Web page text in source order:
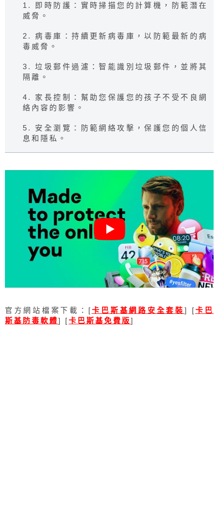
1. 即時防護：實時掃描您的計算機，防範潛在
威脅。
2. 病毒庫：持續更新病毒庫，以防範最新的病
毒威脅。
3. 垃圾郵件過濾：智能識別垃圾郵件，並將其
隔離。
4. 家長控制：幫助您保護您的孩子不受不良網
絡內容的影響。
5. 安全瀏覽：防範網絡攻擊，保護您的個人信
息和隱私。
官方網站檔案下載：[卡巴斯基網路安全套裝 ] [卡巴
斯基防毒軟體] [卡巴斯基免費版]